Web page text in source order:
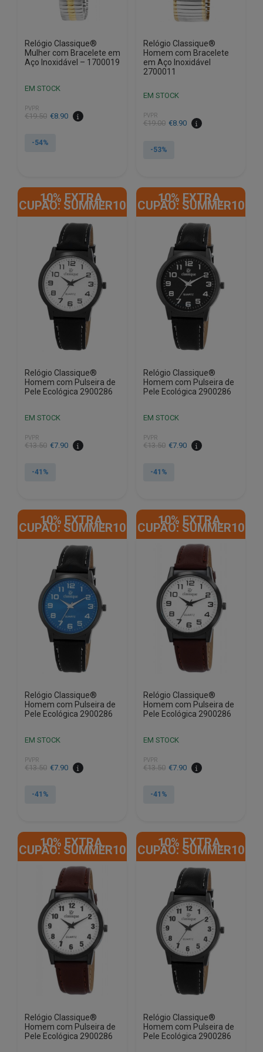
Relógio Classique®
Mulher com Bracelete em
Aço Inoxidável – 1700019
EM STOCK
PVPR
€19.50
O
original
€8.90
O
atual
-54%
Relógio Classique®
Homem com Bracelete
em Aço Inoxidável
2700011
EM STOCK
PVPR
€19.00
O
original
€8.90
O
atual
-53%
10% EXTRA,
CUPÃO: SUMMER10
Relógio Classique®
Homem com Pulseira de
Pele Ecológica 2900286
EM STOCK
PVPR
€13.50
O
original
€7.90
O
atual
-41%
10% EXTRA,
CUPÃO: SUMMER10
Relógio Classique®
Homem com Pulseira de
Pele Ecológica 2900286
EM STOCK
PVPR
€13.50
O
original
€7.90
O
atual
-41%
10% EXTRA,
CUPÃO: SUMMER10
Relógio Classique®
Homem com Pulseira de
Pele Ecológica 2900286
EM STOCK
PVPR
€13.50
O
original
€7.90
O
atual
-41%
10% EXTRA,
CUPÃO: SUMMER10
Relógio Classique®
Homem com Pulseira de
Pele Ecológica 2900286
EM STOCK
PVPR
€13.50
O
original
€7.90
O
atual
-41%
10% EXTRA,
CUPÃO: SUMMER10
Relógio Classique®
Homem com Pulseira de
Pele Ecológica 2900286
10% EXTRA,
CUPÃO: SUMMER10
Relógio Classique®
Homem com Pulseira de
Pele Ecológica 2900286